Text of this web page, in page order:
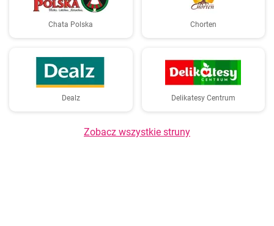
Chata Polska Chorten
Dealz Delikatesy Centrum
Zobacz wszystkie struny